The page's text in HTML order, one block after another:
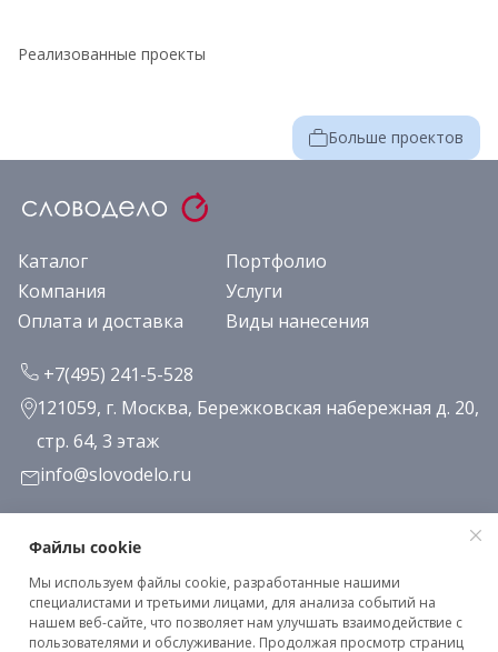
Реализованные проекты
Больше проектов
Каталог
Портфолио
Компания
Услуги
Оплата и доставка
Виды нанесения
+7(495) 241-5-528
121059, г. Москва, Бережковская набережная д. 20,
стр. 64, 3 этаж
info@slovodelo.ru
Заказать звонок
Подписаться на рассылку
Файлы cookie
Мы используем файлы cookie, разработанные нашими
специалистами и третьими лицами, для анализа событий на
нашем веб-сайте, что позволяет нам улучшать взаимодействие с
пользователями и обслуживание. Продолжая просмотр страниц